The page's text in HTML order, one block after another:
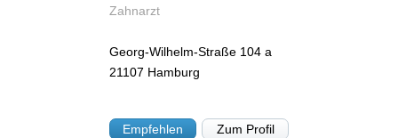
Zahnarzt
Georg-Wilhelm-Straße 104 a
21107 Hamburg
Empfehlen Zum Profil